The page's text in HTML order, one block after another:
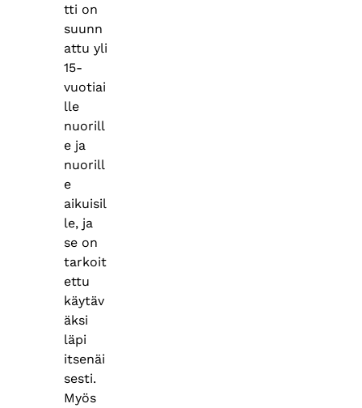
tti on
suunn
attu yli
15-
vuotiai
lle
nuorill
e ja
nuorill
e
aikuisil
le, ja
se on
tarkoit
ettu
käytäv
äksi
läpi
itsenäi
sesti.
Myös